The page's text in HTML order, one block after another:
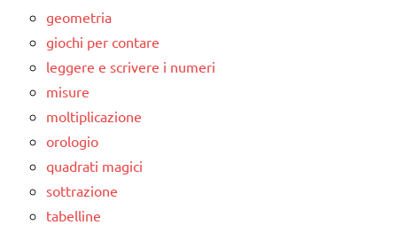
geometria
giochi per contare
leggere e scrivere i numeri
misure
moltiplicazione
orologio
quadrati magici
sottrazione
tabelline